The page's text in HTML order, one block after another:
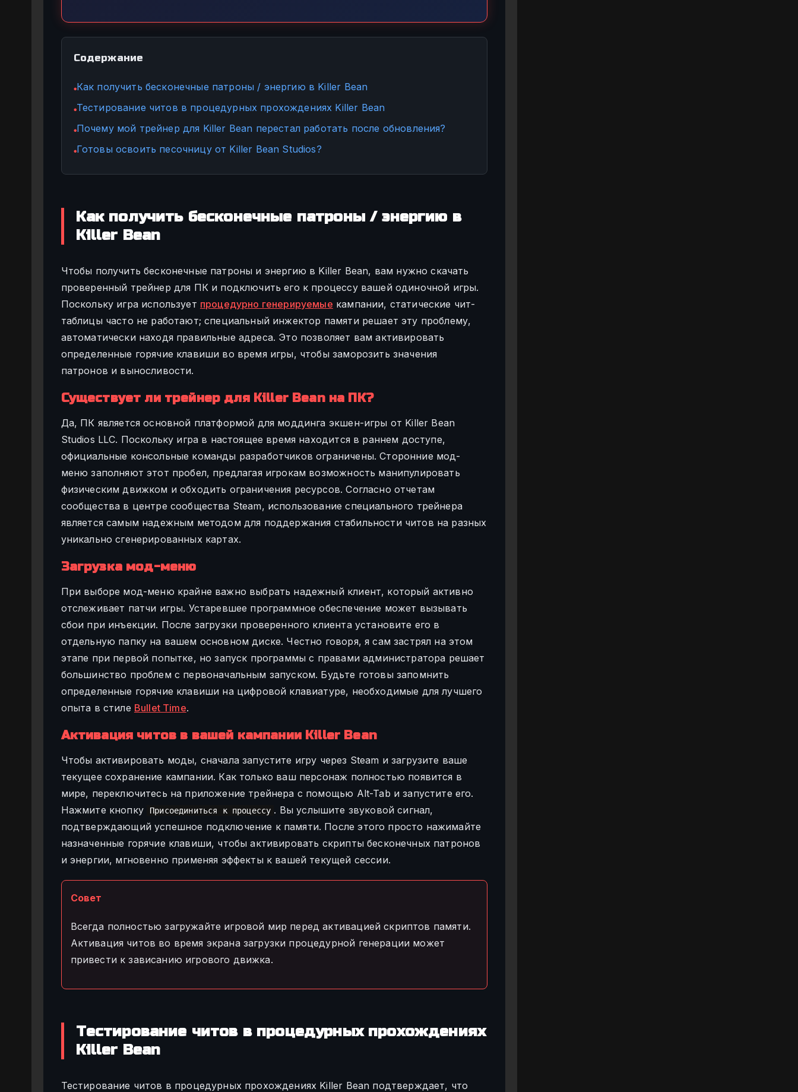
Содержание
●Как получить бесконечные патроны / энергию в Killer Bean
●Тестирование читов в процедурных прохождениях Killer Bean
●Почему мой трейнер для Killer Bean перестал работать после обновления?
●Готовы освоить песочницу от Killer Bean Studios?
Как получить бесконечные патроны / энергию в
Killer Bean
Чтобы получить бесконечные патроны и энергию в Killer Bean, вам нужно скачать
проверенный трейнер для ПК и подключить его к процессу вашей одиночной игры.
Поскольку игра использует процедурно генерируемые кампании, статические чит-
таблицы часто не работают; специальный инжектор памяти решает эту проблему,
автоматически находя правильные адреса. Это позволяет вам активировать
определенные горячие клавиши во время игры, чтобы заморозить значения
патронов и выносливости.
Существует ли трейнер для Killer Bean на ПК?
Да, ПК является основной платформой для моддинга экшен-игры от Killer Bean
Studios LLC. Поскольку игра в настоящее время находится в раннем доступе,
официальные консольные команды разработчиков ограничены. Сторонние мод-
меню заполняют этот пробел, предлагая игрокам возможность манипулировать
физическим движком и обходить ограничения ресурсов. Согласно отчетам
сообщества в центре сообщества Steam, использование специального трейнера
является самым надежным методом для поддержания стабильности читов на разных
уникально сгенерированных картах.
Загрузка мод-меню
При выборе мод-меню крайне важно выбрать надежный клиент, который активно
отслеживает патчи игры. Устаревшее программное обеспечение может вызывать
сбои при инъекции. После загрузки проверенного клиента установите его в
отдельную папку на вашем основном диске. Честно говоря, я сам застрял на этом
этапе при первой попытке, но запуск программы с правами администратора решает
большинство проблем с первоначальным запуском. Будьте готовы запомнить
определенные горячие клавиши на цифровой клавиатуре, необходимые для лучшего
опыта в стиле Bullet Time.
Активация читов в вашей кампании Killer Bean
Чтобы активировать моды, сначала запустите игру через Steam и загрузите ваше
текущее сохранение кампании. Как только ваш персонаж полностью появится в
мире, переключитесь на приложение трейнера с помощью Alt-Tab и запустите его.
Нажмите кнопку
Присоединиться к процессу . Вы услышите звуковой сигнал,
подтверждающий успешное подключение к памяти. После этого просто нажимайте
назначенные горячие клавиши, чтобы активировать скрипты бесконечных патронов
и энергии, мгновенно применяя эффекты к вашей текущей сессии.
Совет
Всегда полностью загружайте игровой мир перед активацией скриптов памяти.
Активация читов во время экрана загрузки процедурной генерации может
привести к зависанию игрового движка.
Тестирование читов в процедурных прохождениях
Killer Bean
Тестирование читов в процедурных прохождениях Killer Bean подтверждает, что